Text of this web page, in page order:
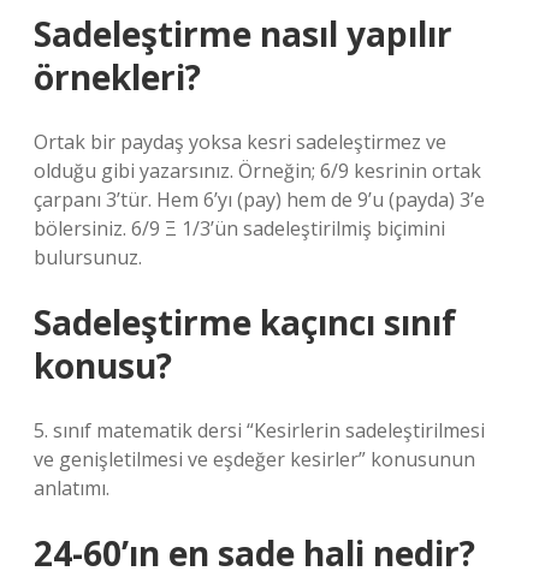
Sadeleştirme nasıl yapılır
örnekleri?
Ortak bir paydaş yoksa kesri sadeleştirmez ve
olduğu gibi yazarsınız. Örneğin; 6/9 kesrinin ortak
çarpanı 3’tür. Hem 6’yı (pay) hem de 9’u (payda) 3’e
bölersiniz. 6/9 Ξ 1/3’ün sadeleştirilmiş biçimini
bulursunuz.
Sadeleştirme kaçıncı sınıf
konusu?
5. sınıf matematik dersi “Kesirlerin sadeleştirilmesi
ve genişletilmesi ve eşdeğer kesirler” konusunun
anlatımı.
24-60’ın en sade hali nedir?